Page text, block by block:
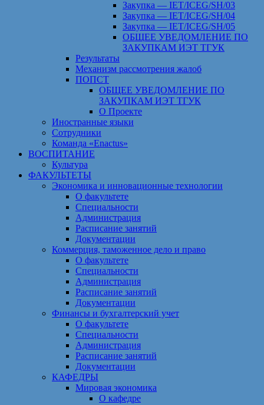
Закупка — IET/ICEG/SH/03
Закупка — IET/ICEG/SH/04
Закупка — IET/ICEG/SH/05
ОБЩЕЕ УВЕДОМЛЕНИЕ ПО
ЗАКУПКАМ ИЭТ ТГУК
Результаты
Механизм рассмотрения жалоб
ПОПСТ
ОБЩЕЕ УВЕДОМЛЕНИЕ ПО
ЗАКУПКАМ ИЭТ ТГУК
О Проекте
Иностранные языки
Сотрудники
Команда «Enactus»
ВОСПИТАНИЕ
Культура
ФАКУЛЬТЕТЫ
Экономика и инновационные технологии
О факультете
Специальности
Администрация
Расписание занятий
Документации
Коммерция, таможенное дело и право
О факультете
Специальности
Администрация
Расписание занятий
Документации
Финансы и бухгалтерский учет
О факультете
Специальности
Администрация
Расписание занятий
Документации
КАФЕДРЫ
Мировая экономика
О кафедре